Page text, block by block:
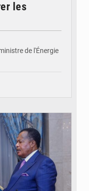
les
de l'Énergie